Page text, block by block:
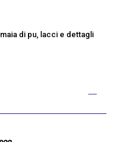
di pu, lacci e dettagli